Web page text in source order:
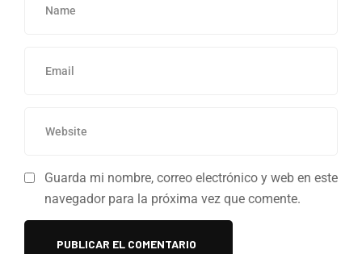
Guarda mi nombre, correo electrónico y web en este
navegador para la próxima vez que comente.